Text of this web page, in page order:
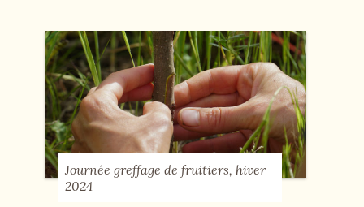
Journée greffage de fruitiers, hiver
2024